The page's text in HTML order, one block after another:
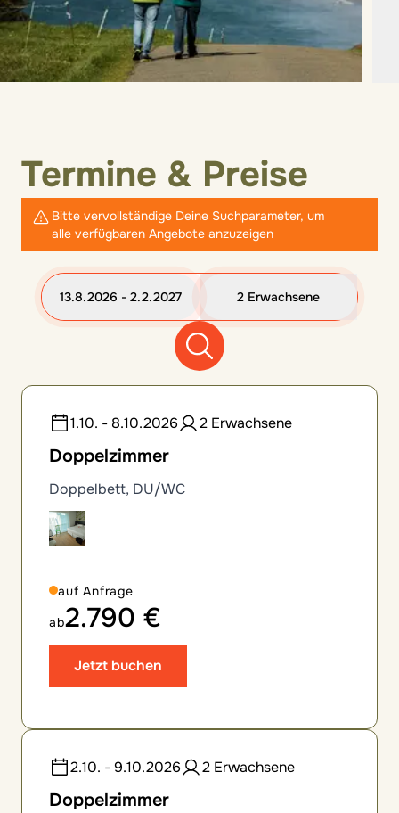
Termine & Preise
Bitte vervollständige Deine Suchparameter, um
alle verfügbaren Angebote anzuzeigen
13.8.2026 - 2.2.2027 2 Erwachsene
12 Zimmeroptionen gefunden
1.10. - 8.10.2026
2 Erwachsene
Doppelzimmer
Doppelbett, DU/WC
auf Anfrage
ab2.790 €
Jetzt buchen
2.10. - 9.10.2026 2 Erwachsene
Doppelzimmer